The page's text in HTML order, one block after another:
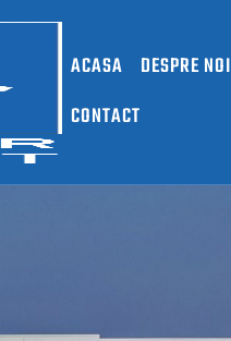
ACASA DESPRE NOI
CONTACT